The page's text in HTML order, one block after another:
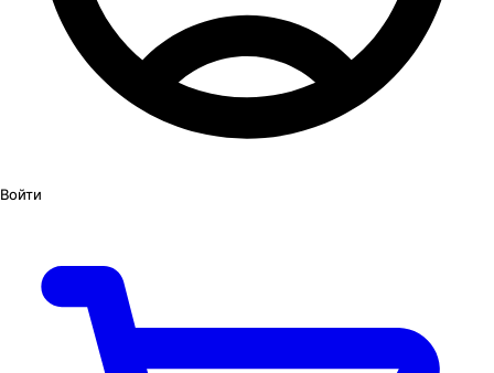
Войти